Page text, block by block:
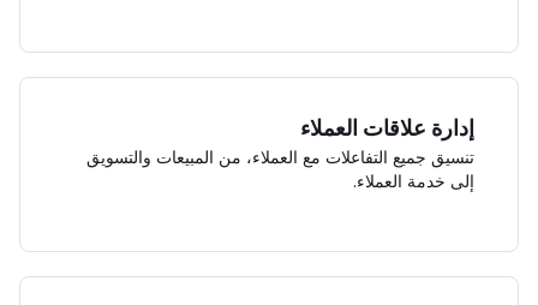
إدارة علاقات العملاء
تنسيق جميع التفاعلات مع العملاء، من المبيعات والتسويق
إلى خدمة العملاء.